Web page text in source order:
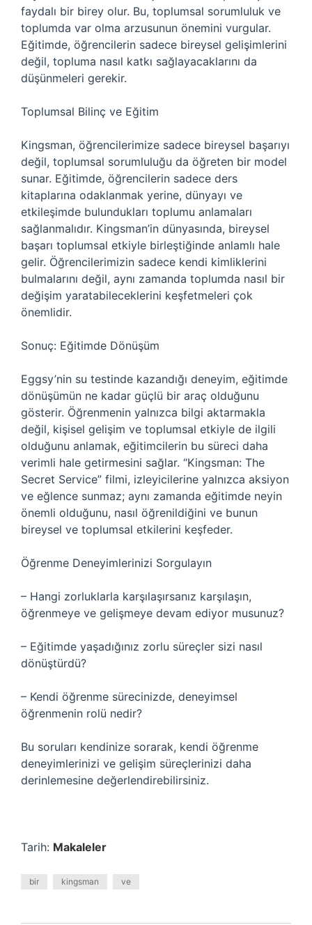
faydalı bir birey olur. Bu, toplumsal sorumluluk ve
toplumda var olma arzusunun önemini vurgular.
Eğitimde, öğrencilerin sadece bireysel gelişimlerini
değil, topluma nasıl katkı sağlayacaklarını da
düşünmeleri gerekir.
Toplumsal Bilinç ve Eğitim
Kingsman, öğrencilerimize sadece bireysel başarıyı
değil, toplumsal sorumluluğu da öğreten bir model
sunar. Eğitimde, öğrencilerin sadece ders
kitaplarına odaklanmak yerine, dünyayı ve
etkileşimde bulundukları toplumu anlamaları
sağlanmalıdır. Kingsman’in dünyasında, bireysel
başarı toplumsal etkiyle birleştiğinde anlamlı hale
gelir. Öğrencilerimizin sadece kendi kimliklerini
bulmalarını değil, aynı zamanda toplumda nasıl bir
değişim yaratabileceklerini keşfetmeleri çok
önemlidir.
Sonuç: Eğitimde Dönüşüm
Eggsy’nin su testinde kazandığı deneyim, eğitimde
dönüşümün ne kadar güçlü bir araç olduğunu
gösterir. Öğrenmenin yalnızca bilgi aktarmakla
değil, kişisel gelişim ve toplumsal etkiyle de ilgili
olduğunu anlamak, eğitimcilerin bu süreci daha
verimli hale getirmesini sağlar. “Kingsman: The
Secret Service” filmi, izleyicilerine yalnızca aksiyon
ve eğlence sunmaz; aynı zamanda eğitimde neyin
önemli olduğunu, nasıl öğrenildiğini ve bunun
bireysel ve toplumsal etkilerini keşfeder.
Öğrenme Deneyimlerinizi Sorgulayın
– Hangi zorluklarla karşılaşırsanız karşılaşın,
öğrenmeye ve gelişmeye devam ediyor musunuz?
– Eğitimde yaşadığınız zorlu süreçler sizi nasıl
dönüştürdü?
– Kendi öğrenme sürecinizde, deneyimsel
öğrenmenin rolü nedir?
Bu soruları kendinize sorarak, kendi öğrenme
deneyimlerinizi ve gelişim süreçlerinizi daha
derinlemesine değerlendirebilirsiniz.
Tarih: Makaleler
bir kingsman ve